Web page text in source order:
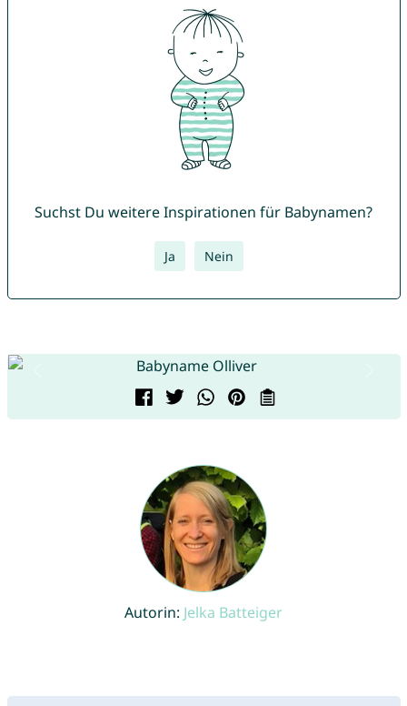
Suchst Du weitere Inspirationen für Babynamen?
Ja Nein
Autorin: Jelka Batteiger